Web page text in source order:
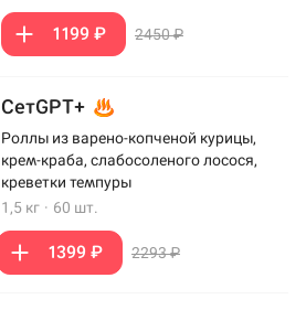
1199 ₽ 2450 ₽
СетGPT+
Роллы из варено-копченой курицы,
крем-краба, слабосоленого лосося,
креветки темпуры
1,5 кг · 60 шт.
1399 ₽ 2293 ₽